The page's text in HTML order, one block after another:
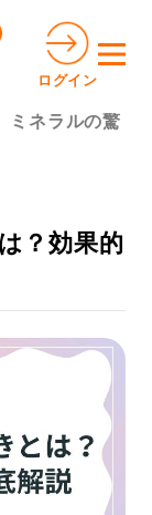
ログイン
ミネラルの驚く
？効果的